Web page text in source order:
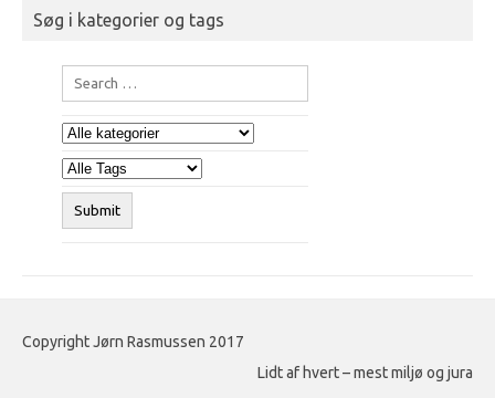
Søg i kategorier og tags
Copyright Jørn Rasmussen 2017
Lidt af hvert – mest miljø og jura